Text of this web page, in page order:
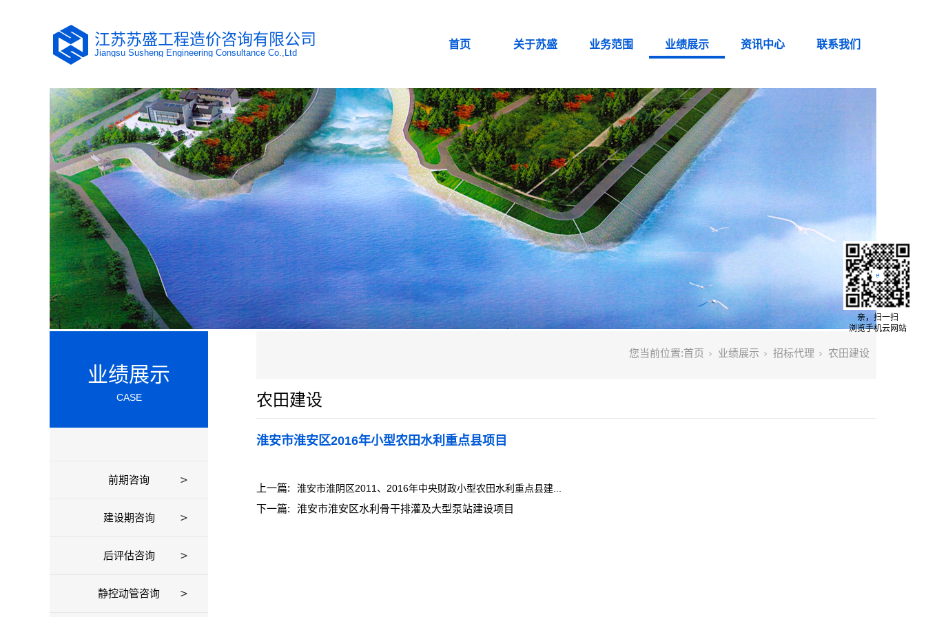
江苏苏盛工程造价咨询有限公司
Jiangsu Susheng Engineering Consultance Co.,Ltd
首页 关于苏盛 业务范围 业绩展示 资讯中心 联系我们
业绩展示
CASE
前期咨询
建设期咨询
后评估咨询
静控动管咨询
您当前位置:首页 业绩展示 招标代理 农田建设
农田建设
淮安市淮安区2016年小型农田水利重点县项目
上一篇: 淮安市淮阴区2011、2016年中央财政小型农田水利重点县建...
下一篇: 淮安市淮安区水利骨干排灌及大型泵站建设项目
亲，扫一扫
浏览手机云网站